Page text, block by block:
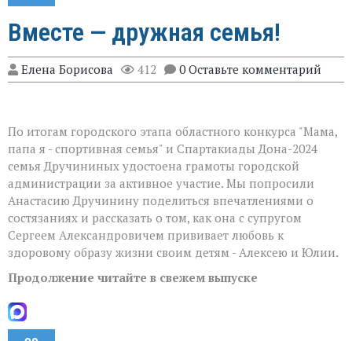
Вместе — дружная семья!
Елена Борисова 412 0 Оставьте комментарий
По итогам городского этапа областного конкурса "Мама,
папа я - спортивная семья" и Спартакиады Дона-2024
семья Дручининых удостоена грамоты городской
администрации за активное участие. Мы попросили
Анастасию Дручинину поделиться впечатлениями о
состязаниях и рассказать о том, как она с супругом
Сергеем Александровичем прививает любовь к
здоровому образу жизни своим детям - Алексею и Юлии.
Продолжение читайте в свежем выпуске